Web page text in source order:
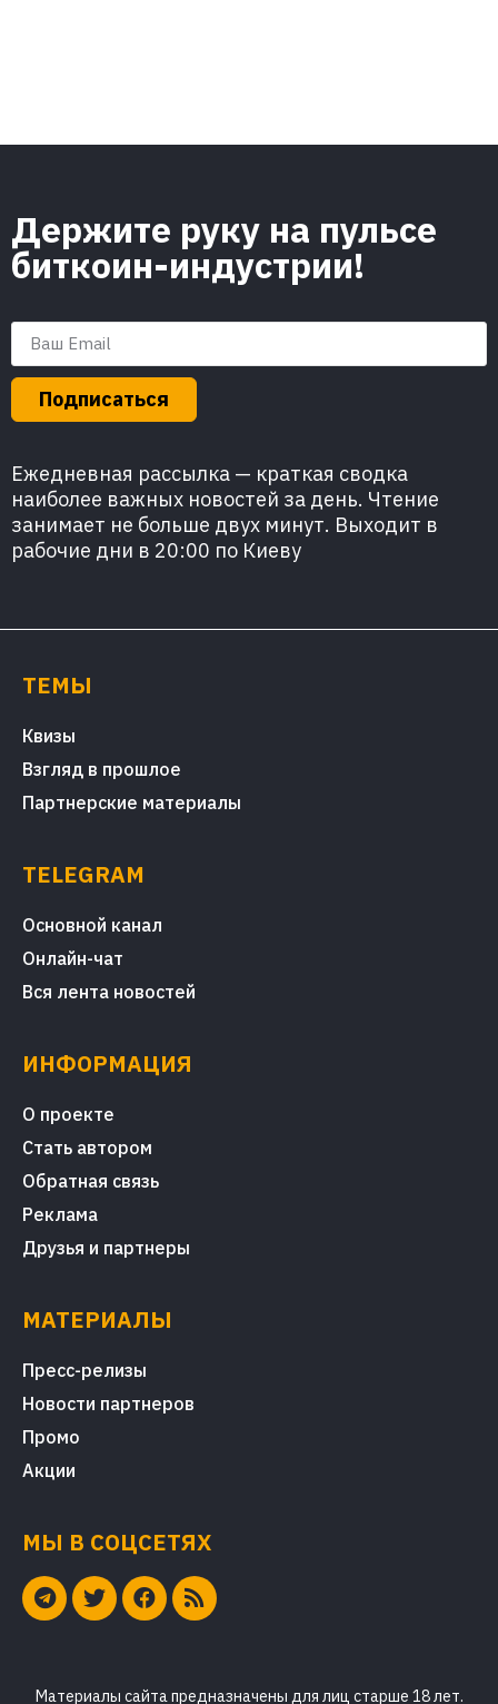
Держите руку на пульсе
биткоин-индустрии!
Подписаться
Ежедневная рассылка — краткая сводка
наиболее важных новостей за день. Чтение
занимает не больше двух минут. Выходит в
рабочие дни в 20:00 по Киеву
ТЕМЫ
Квизы
Взгляд в прошлое
Партнерские материалы
TELEGRAM
Основной канал
Онлайн-чат
Вся лента новостей
ИНФОРМАЦИЯ
О проекте
Стать автором
Обратная связь
Реклама
Друзья и партнеры
МАТЕРИАЛЫ
Пресс-релизы
Новости партнеров
Промо
Акции
МЫ В СОЦСЕТЯХ
Материалы сайта предназначены для лиц старше 18 лет.